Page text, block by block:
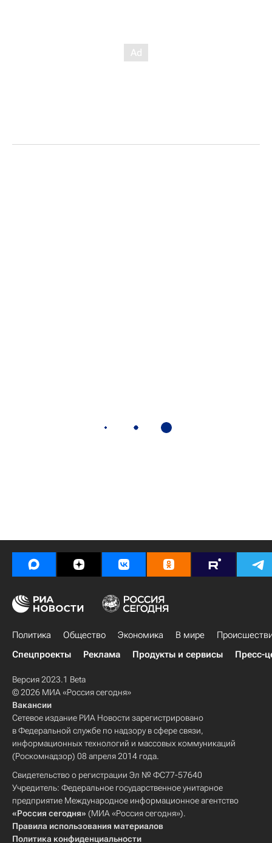
Политика Общество Экономика В мире
Спецпроекты
Реклама Продукты и сервисы Пресс-
Версия 2023.1 Beta
© 2026 МИА «Россия сегодня»
Вакансии
Сетевое издание РИА Новости зарегистрировано
в Федеральной службе по надзору в сфере связи,
информационных технологий и массовых коммуникаций
(Роскомнадзор) 08 апреля 2014 года.
Свидетельство о регистрации Эл № ФС77-57640
Учредитель: Федеральное государственное унитарное
предприятие Международное информационное агентство
«Россия сегодня» (МИА «Россия сегодня»).
Правила использования материалов
Политика конфиденциальности